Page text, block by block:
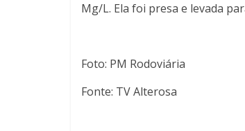
Mg/L. Ela foi presa e levada
Foto: PM Rodoviária
Fonte: TV Alterosa